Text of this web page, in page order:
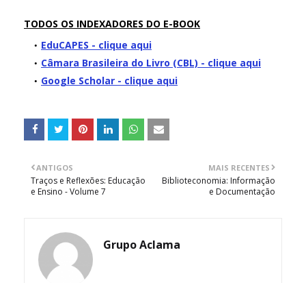
TODOS OS INDEXADORES DO E-BOOK
EduCAPES - clique aqui
Câmara Brasileira do Livro (CBL) - clique aqui
Google Scholar - clique aqui
MAIS RECENTES
Biblioteconomia: Informação
e Documentação
ANTIGOS
Traços e Reflexões: Educação
e Ensino - Volume 7
Grupo Aclama